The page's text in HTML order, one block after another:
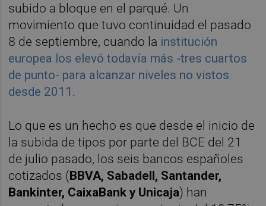
subido a bloque en el parqué. Un
movimiento que tuvo continuidad el pasado
8 de septiembre, cuando la institución
europea los elevó todavía más -tres cuartos
de punto- para alcanzar niveles no vistos
desde 2011 .
Lo que es un hecho es que desde el inicio de
la subida de tipos por parte del BCE del 21
de julio pasado, los seis bancos españoles
cotizados ( BBVA, Sabadell, Santander,
Bankinter, CaixaBank y Unicaja) han